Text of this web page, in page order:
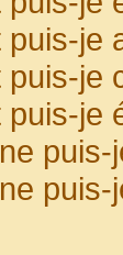
puis-je
puis-je
puis-je